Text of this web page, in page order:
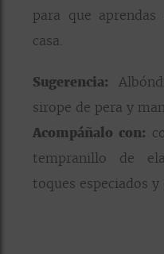
para que
casa.
Sugerencia:
sirope de pera y
Acompáñalo con:
tempranillo de
toques especiados